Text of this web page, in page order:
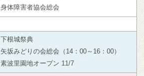
身体障害者協会総会
下根城祭典
矢坂みどりの会総会（14：00～16：00）
素波里園地オープン 11/7